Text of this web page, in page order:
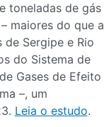
toneladas de gás
maiores do que a
Sergipe e Rio
do Sistema de
Gases de Efeito
–, um
Leia o estudo.